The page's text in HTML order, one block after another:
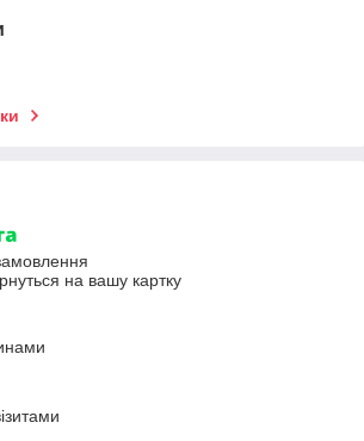
на вашу картку